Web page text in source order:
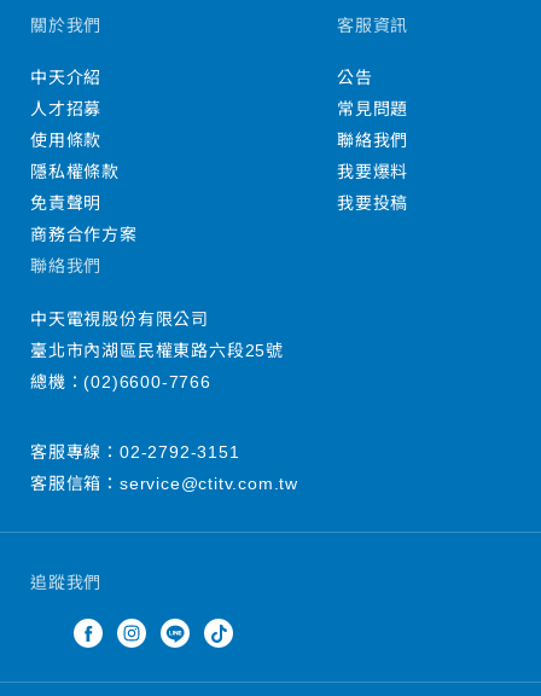
追蹤我們
關於我們
中天介紹
人才招募
使用條款
隱私權條款
免責聲明
商務合作方案
客服資訊
公告
常見問題
聯絡我們
我要爆料
我要投稿
聯絡我們
中天電視股份有限公司
臺北市內湖區民權東路六段25號
總機：(02)6600-7766
客服專線： 02-2792-3151
客服信箱： service@ctitv.com.tw